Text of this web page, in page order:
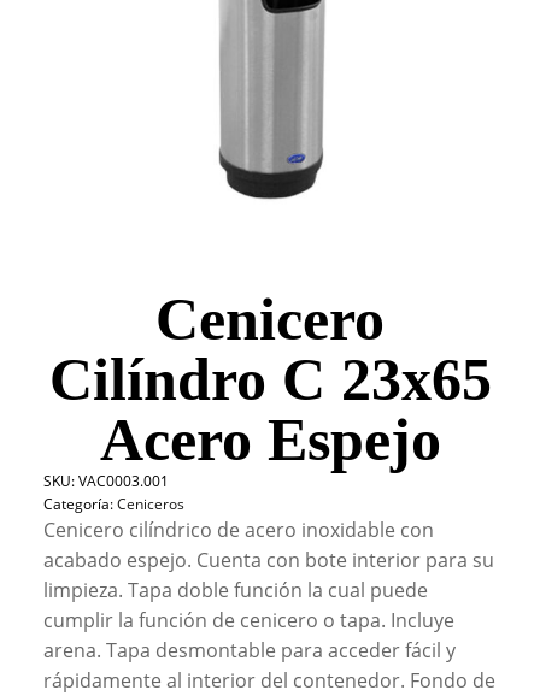
Cenicero
Cilíndro C 23x65
Acero Espejo
SKU:VAC0003.001
Categoría:Ceniceros
Cenicero cilíndrico de acero inoxidable con
acabado espejo. Cuenta con bote interior para su
limpieza. Tapa doble función la cual puede
cumplir la función de cenicero o tapa. Incluye
arena. Tapa desmontable para acceder fácil y
rápidamente al interior del contenedor. Fondo de